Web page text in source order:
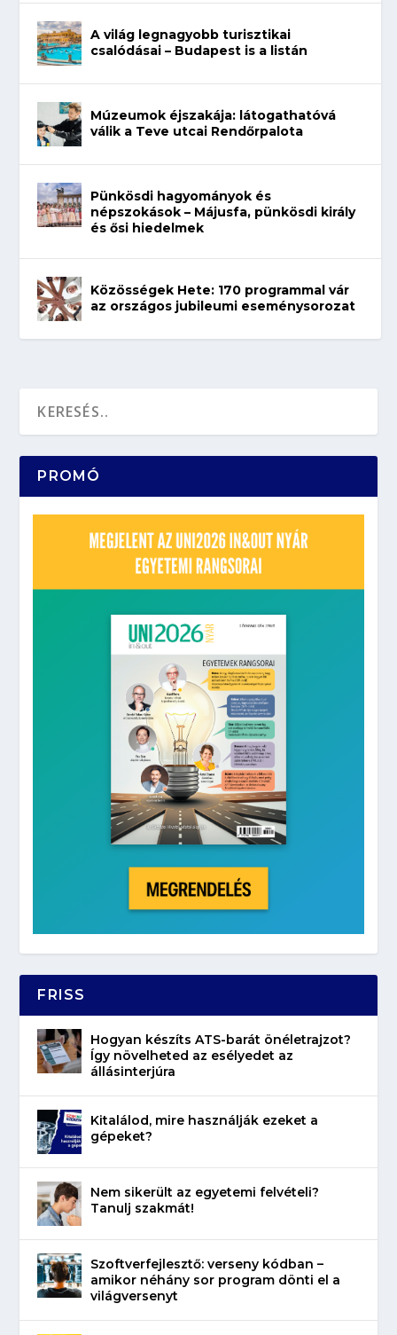
A világ legnagyobb turisztikai
csalódásai – Budapest is a listán
Múzeumok éjszakája: látogathatóvá
válik a Teve utcai Rendőrpalota
Pünkösdi hagyományok és
népszokások – Májusfa, pünkösdi király
és ősi hiedelmek
Közösségek Hete: 170 programmal vár
az országos jubileumi eseménysorozat
PROMÓ
FRISS
Hogyan készíts ATS-barát önéletrajzot?
Így növelheted az esélyedet az
állásinterjúra
Kitalálod, mire használják ezeket a
gépeket?
Nem sikerült az egyetemi felvételi?
Tanulj szakmát!
Szoftverfejlesztő: verseny kódban –
amikor néhány sor program dönti el a
világversenyt